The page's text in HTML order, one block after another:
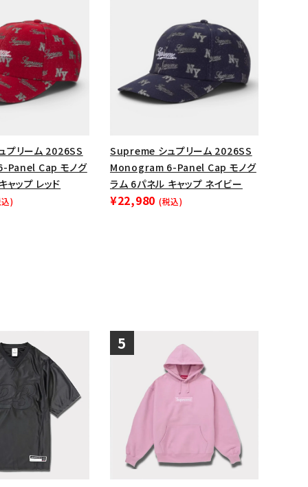
プリーム 2026SS
Panel Cap モノグ
ャップ レッド
)
Supreme シュプリーム 2026SS
Monogram 6-Panel Cap モノグ
ラム 6パネル キャップ ネイビー
¥22,980 (税込)